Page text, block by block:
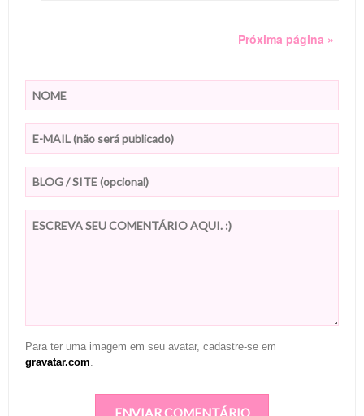
Próxima página »
Para ter uma imagem em seu avatar, cadastre-se em
gravatar.com.